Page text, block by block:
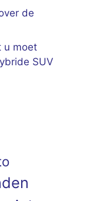
de
u moet
SUV